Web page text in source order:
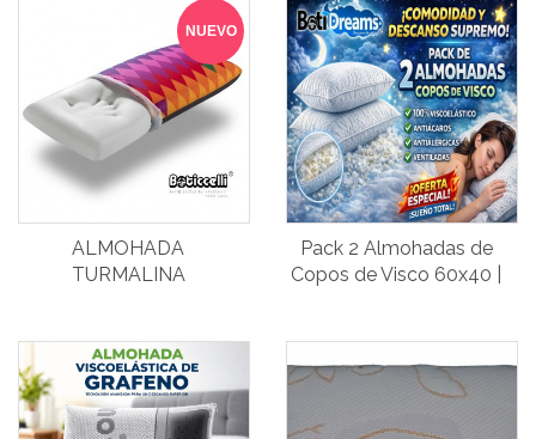
NUEVO
ALMOHADA
TURMALINA
Pack 2 Almohadas de
Copos de Visco 60x40 |